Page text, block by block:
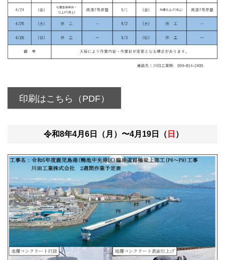
印刷はこちら（PDF）
令和8年4月6日（月）〜4月19日（ 日 ）